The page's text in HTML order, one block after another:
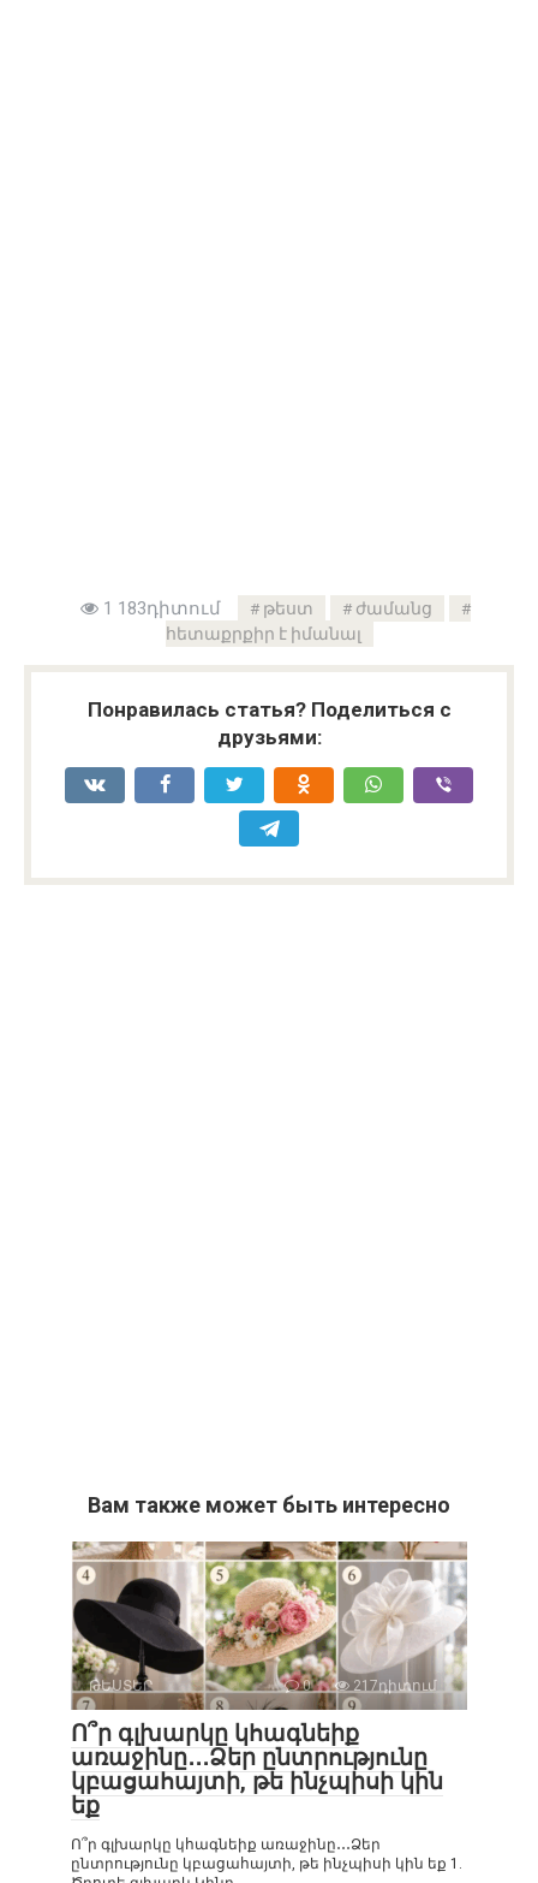
1 183դիտում թեստ
ժամանց
հետաքրքիր է իմանալ
Понравилась статья? Поделиться с
друзьями:
Вам также может быть интересно
ԹԵՍՏԵՐ 0 217դիտում
Ո՞ր գլխարկը կհագնեիք
առաջինը․․․Ձեր ընտրությունը
կբացահայտի, թե ինչպիսի կին
եք
Ո՞ր գլխարկը կհագնեիք առաջինը․․․Ձեր
ընտրությունը կբացահայտի, թե ինչպիսի կին եք 1.